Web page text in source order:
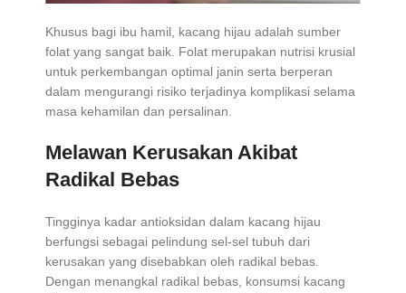
Khusus bagi ibu hamil, kacang hijau adalah sumber
folat yang sangat baik. Folat merupakan nutrisi krusial
untuk perkembangan optimal janin serta berperan
dalam mengurangi risiko terjadinya komplikasi selama
masa kehamilan dan persalinan.
Melawan Kerusakan Akibat
Radikal Bebas
Tingginya kadar antioksidan dalam kacang hijau
berfungsi sebagai pelindung sel-sel tubuh dari
kerusakan yang disebabkan oleh radikal bebas.
Dengan menangkal radikal bebas, konsumsi kacang